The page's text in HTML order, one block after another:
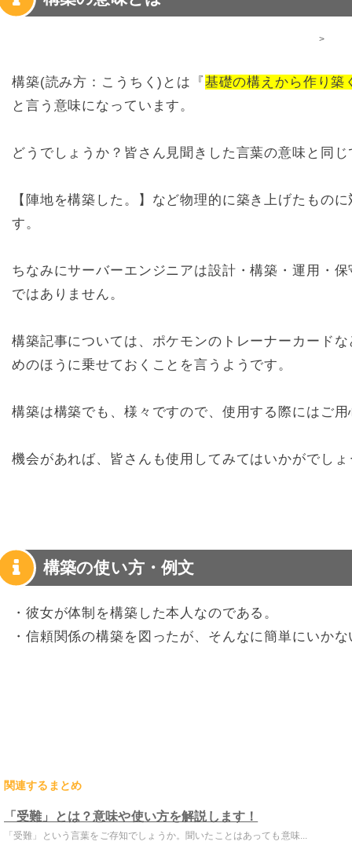
>
構築(読み方：こうちく)とは『基礎の構えから作り築
と言う意味になっています。
どうでしょうか？皆さん見聞きした言葉の意味と同
【陣地を構築した。】など物理的に築き上げたもの
す。
ちなみにサーバーエンジニアは設計・構築・運用・
ではありません。
構築記事については、ポケモンのトレーナーカード
めのほうに乗せておくことを言うようです。
構築は構築でも、様々ですので、使用する際にはご用
機会があれば、皆さんも使用してみてはいかがでしょ
構築の使い方・例文
・彼女が体制を構築した本人なのである。
・信頼関係の構築を図ったが、そんなに簡単にいか
関連するまとめ
「受難」とは？意味や使い方を解説します！
「受難」という言葉をご存知でしょうか。聞いたことはあっても意味...